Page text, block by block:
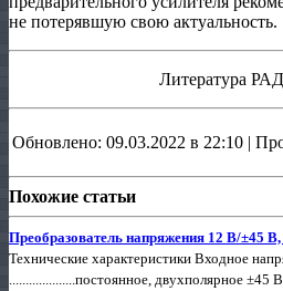
не потерявшую свою актуальность.
Литература
Обновлено: 09.03.2022 в 22:10 |
Похожие статьи
Преобразователь напряжения 12 В/±45
Технические характеристики Входное
....................постоянное, двухполярное